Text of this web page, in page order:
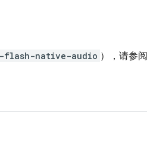
native-audio ），请参阅